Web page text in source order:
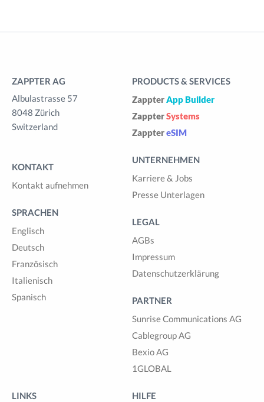
ZAPPTER AG
Albulastrasse 57
8048 Zürich
Switzerland
KONTAKT
Kontakt aufnehmen
SPRACHEN
Englisch
Deutsch
Französisch
Italienisch
Spanisch
PRODUCTS & SERVICES
Zappter App Builder
ZappterSystems
ZapptereSIM
UNTERNEHMEN
Karriere & Jobs
Presse Unterlagen
LEGAL
AGBs
Impressum
Datenschutzerklärung
PARTNER
Sunrise Communications AG
Cablegroup AG
Bexio AG
1GLOBAL
LINKS HILFE